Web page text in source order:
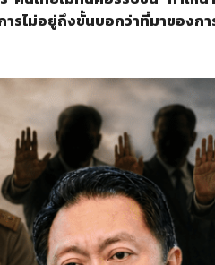
รไม่อยู่ถึงขั้นบอกว่าที่มาของกา